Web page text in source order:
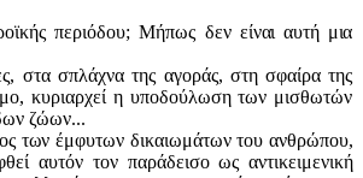
περιόδου; Μήπως δενείναι αυτή μια
στα σπλάχνα της αγοράς, στη σφαίρα της
κυριαρχεί η υποδούλωση των μισθωτών
ζώων...
των έμφυτων δικαιωμάτων του ανθρώπου,
αυτόν τον παράδεισο ως αντικειμενική